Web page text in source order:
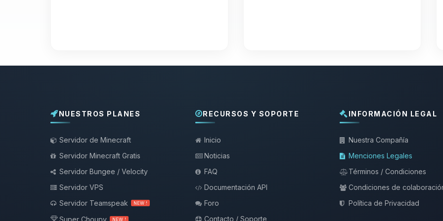
NUESTROS PLANES
Servidor de Minecraft
Servidor Minecraft Gratis
Servidor Bungee / Velocity
Servidor VPS
Servidor Teamspeak
NEW !
Super Choupy NEW !
RECURSOS Y SOPORTE
Inicio
Noticias
FAQ
Documentación API
Foro
Contacto / Soporte
INFORMACIÓN LEGAL
Nuestra Compañía
Menciones Legales
Términos / Condiciones
Condiciones de
Política de Privacidad